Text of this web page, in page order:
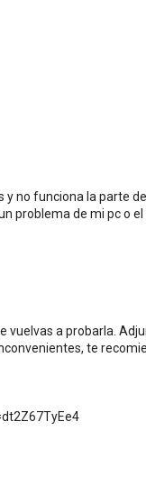
no funciona la parte
problema de mi pc o
vuelvas a probarla.
te